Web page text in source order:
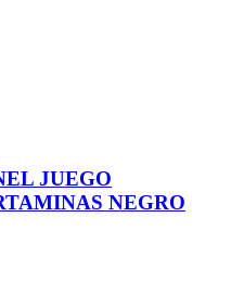
JUEGO
NEGRO